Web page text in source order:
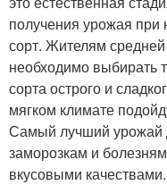
получения урожая
сорт. Жителям
необходимо выбирать
сорта острого и
мягком климате
Самый лучший урожай
заморозкам и
вкусовыми качествами.